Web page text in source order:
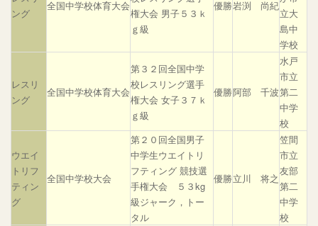
ング
全国中学校体育大会
権大会 男子５３ｋ
ｇ級
優勝岩渕 尚紀
立大
島中
学校
レスリ
ング
全国中学校体育大会
第３２回全国中学
校レスリング選手
権大会 女子３７ｋ
ｇ級
優勝阿部 千波
水戸
市立
第二
中学
校
ウエイ
トリフ
ティン
グ
全国中学校大会
第２０回全国男子
中学生ウエイトリ
フティング 競技選
手権大会 ５３kg
級ジャーク，トー
タル
優勝立川 将之
笠間
市立
友部
第二
中学
校